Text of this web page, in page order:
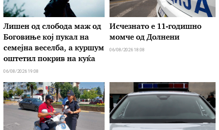
Лишен од слобода маж од
Боговиње кој пукал на
семејна веселба, а куршум
оштетил покрив на куќа
06/08/2026 19:08
Исчезнато е 11-годишно
момче од Долнени
06/08/2026 18:08